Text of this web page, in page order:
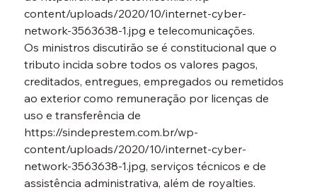
content/uploads/2020/10/internet-cyber-
network-3563638-1.jpg e telecomunicações.
Os ministros discutirão se é constitucional que o
tributo incida sobre todos os valores pagos,
creditados, entregues, empregados ou remetidos
ao exterior como remuneração por licenças de
uso e transferência de
https://sindeprestem.com.br/wp-
content/uploads/2020/10/internet-cyber-
network-3563638-1.jpg, serviços técnicos e de
assistência administrativa, além de royalties.